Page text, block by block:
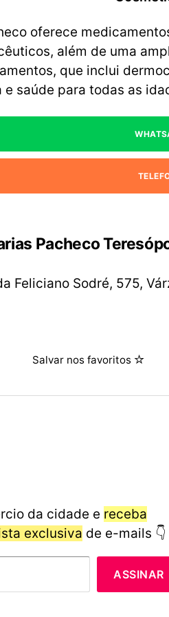
oferece
além de uma
que inclui
e saúde para todas as
Pacheco
Feliciano Sodré, 575,
Salvar nos favoritos
da cidade e receba
exclusiva de e-mails 👇
ASSINAR